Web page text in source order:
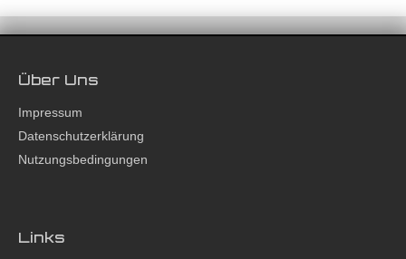
Über Uns
Impressum
Datenschutzerklärung
Nutzungsbedingungen
Links